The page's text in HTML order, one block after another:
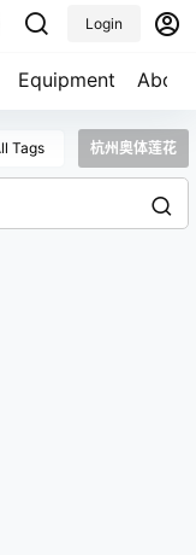
Equipment About
Login
Tags 杭州奥体莲花